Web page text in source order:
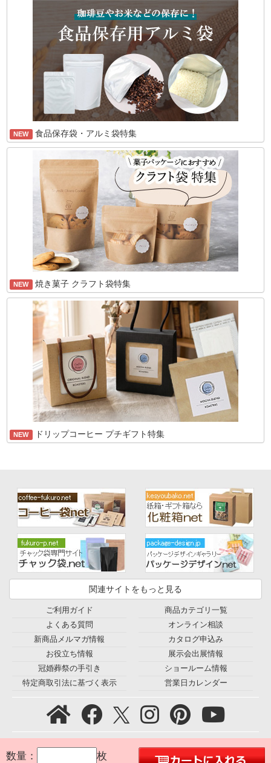
数量： 枚
NEW 食品保存袋・アルミ袋特集
NEW 焼き菓子 クラフト袋特集
NEW ドリップコーヒー プチギフト特集
関連サイトをもっと見る
ご利用ガイド
よくある質問
新商品メルマガ情報
お役立ち情報
冠婚葬祭の手引き
特定商取引法に基づく表示
商品カテゴリ一覧
オンライン相談
カタログ申込み
展示会出展情報
ショールーム情報
営業日カレンダー
お問合せ
採用情報｜